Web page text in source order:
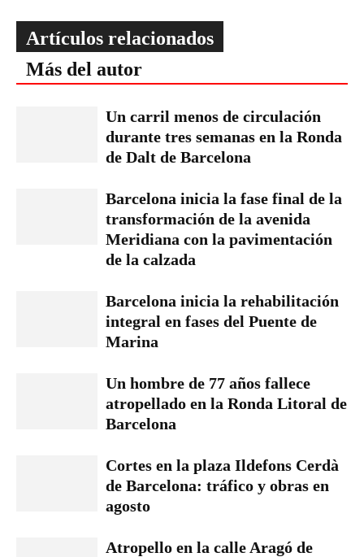
Artículos relacionados
Más del autor
Un carril menos de circulación
durante tres semanas en la Ronda
de Dalt de Barcelona
Barcelona inicia la fase final de la
transformación de la avenida
Meridiana con la pavimentación
de la calzada
Barcelona inicia la rehabilitación
integral en fases del Puente de
Marina
Un hombre de 77 años fallece
atropellado en la Ronda Litoral de
Barcelona
Cortes en la plaza Ildefons Cerdà
de Barcelona: tráfico y obras en
agosto
Atropello en la calle Aragó de